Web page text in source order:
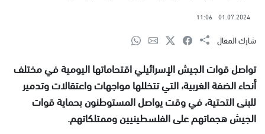
01.07.2024
11:06
شارك المقال
تواصل قوات الجيش الإسرائيلي اقتحاماتها اليومية في مختلف
أنحاء الضفة الغربية، التي تتخللها مواجهات واعتقالات وتدمير
للبنى التحتية، في وقت يواصل المستوطنون بحماية قوات
الجيش هجماتهم على الفلسطينيين وممتلكاتهم.